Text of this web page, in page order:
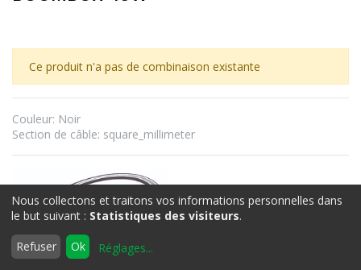
Accueil Rechercher
Ce produit n'a pas de combinaison existante
Couleur: Noir
Section de câble: square_millimeter
Nous collectons et traitons vos informations personnelles dans
le but suivant : Statistiques des visiteurs.
Refuser Ok Réglages...